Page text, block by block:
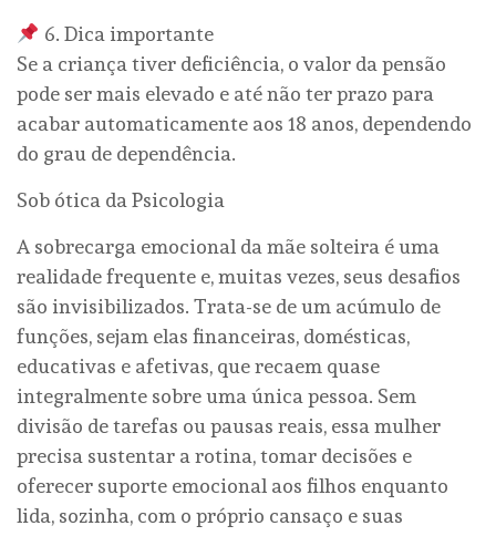
6. Dica importante
Se a criança tiver deficiência, o valor da pensão
pode ser mais elevado e até não ter prazo para
acabar automaticamente aos 18 anos, dependendo
do grau de dependência.
Sob ótica da Psicologia
A sobrecarga emocional da mãe solteira é uma
realidade frequente e, muitas vezes, seus desafios
são invisibilizados. Trata-se de um acúmulo de
funções, sejam elas financeiras, domésticas,
educativas e afetivas, que recaem quase
integralmente sobre uma única pessoa. Sem
divisão de tarefas ou pausas reais, essa mulher
precisa sustentar a rotina, tomar decisões e
oferecer suporte emocional aos filhos enquanto
lida, sozinha, com o próprio cansaço e suas